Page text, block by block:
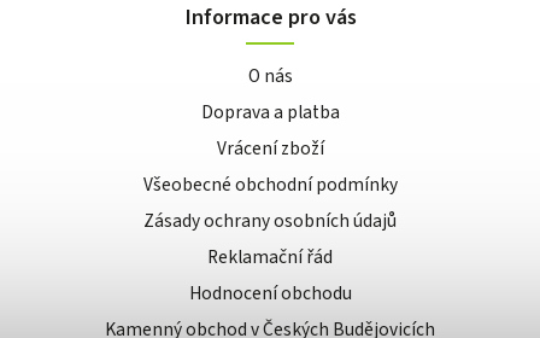
Informace pro vás
O nás
Doprava a platba
Vrácení zboží
Všeobecné obchodní podmínky
Zásady ochrany osobních údajů
Reklamační řád
Hodnocení obchodu
Kamenný obchod v Českých Budějovicích